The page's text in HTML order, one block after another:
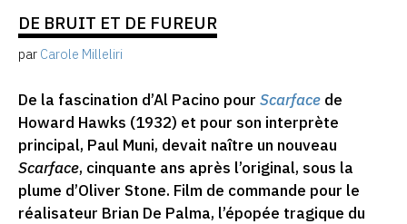
DE BRUIT ET DE FUREUR
par Carole Milleliri
De la fascination d’Al Pacino pour Scarface de
Howard Hawks (1932) et pour son interprète
principal, Paul Muni, devait naître un nouveau
Scarface, cinquante ans après l’original, sous la
plume d’Oliver Stone. Film de commande pour le
réalisateur Brian De Palma, l’épopée tragique du